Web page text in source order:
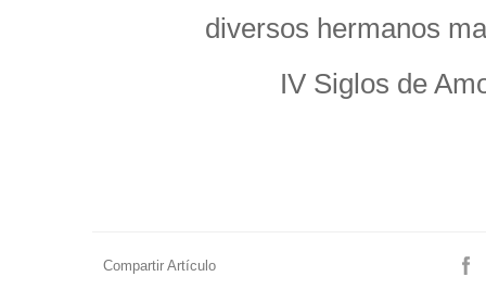
diversos hermanos
IV Siglos de
Compartir Artículo